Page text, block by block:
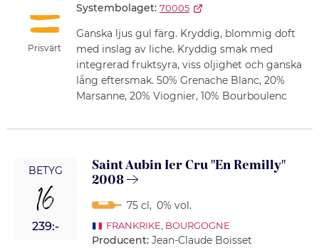
Prisvärt
Systembolaget: 70005
Ganska ljus gul färg. Kryddig, blommig doft
med inslag av liche. Kryddig smak med
integrerad fruktsyra, viss oljighet och ganska
lång eftersmak. 50% Grenache Blanc, 20%
Marsanne, 20% Viognier, 10% Bourboulenc
BETYG
16
239:-
Saint Aubin Ier Cru "En Remilly"
2008
75 cl, 0% vol.
FRANKRIKE BOURGOGNE
Producent: Jean-Claude Boisset